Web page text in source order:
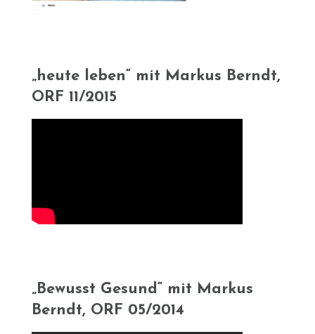
„heute leben“ mit Markus Berndt,
ORF 11/2015
„Bewusst Gesund“ mit Markus
Berndt, ORF 05/2014